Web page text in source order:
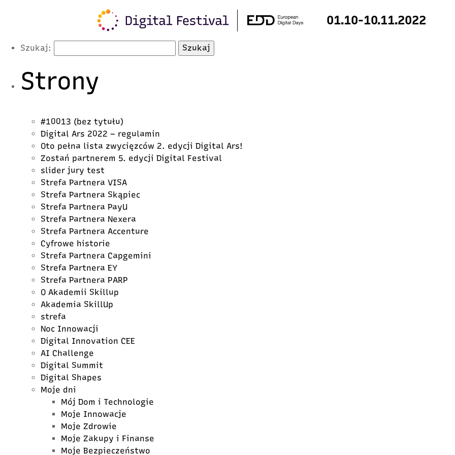
01.10-10.11.2022
Latest Posts
Szukaj:
Strony
#10013 (bez tytułu)
Digital Ars 2022 – regulamin
Oto pełna lista zwycięzców 2. edycji Digital Ars!
Zostań partnerem 5. edycji Digital Festival
slider jury test
Strefa Partnera VISA
Strefa Partnera Skąpiec
Strefa Partnera PayU
Strefa Partnera Nexera
Strefa Partnera Accenture
Cyfrowe historie
Strefa Partnera Capgemini
Strefa Partnera EY
Strefa Partnera PARP
O Akademii Skillup
Akademia SkillUp
strefa
Noc Innowacji
Digital Innovation CEE
AI Challenge
Digital Summit
Digital Shapes
Moje dni
Mój Dom i Technologie
Moje Innowacje
Moje Zdrowie
Moje Zakupy i Finanse
Moje Bezpieczeństwo